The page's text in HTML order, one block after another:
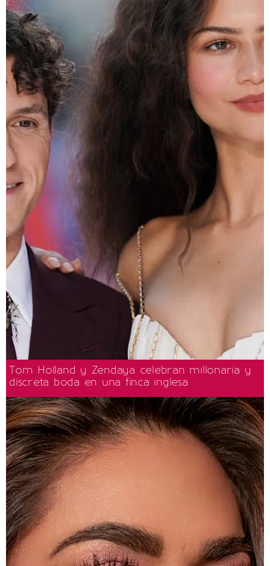
Tom Holland y Zendaya celebran millonaria y
discreta boda en una finca inglesa